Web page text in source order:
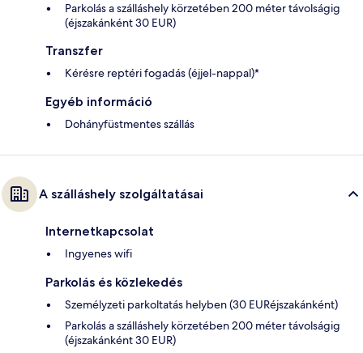
Parkolás a szálláshely körzetében 200 méter távolságig
(éjszakánként 30 EUR)
Transzfer
Kérésre reptéri fogadás (éjjel-nappal)*
Egyéb információ
Dohányfüstmentes szállás
A szálláshely szolgáltatásai
Internetkapcsolat
Ingyenes wifi
Parkolás és közlekedés
Személyzeti parkoltatás helyben (30 EURéjszakánként)
Parkolás a szálláshely körzetében 200 méter távolságig
(éjszakánként 30 EUR)